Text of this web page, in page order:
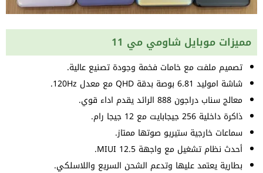
مميزات موبايل شاومي مي 11
تصميم ملفت مع خامات فخمة وجودة تصنيع عالية.
شاشة اموليد 6.81 بوصة بدقة QHD مع معدل 120Hz.
معالج سناب دراجون 888 الرائد يقدم اداء قوي.
ذاكرة داخلية 256 جيجابايت مع 12 جيجا رام.
سماعات خارجية ستيريو صوتها ممتاز.
أحدث نظام تشغيل مع واجهة MIUI 12.5.
بطارية يعتمد عليها وتدعم الشحن السريع واللاسلكي.